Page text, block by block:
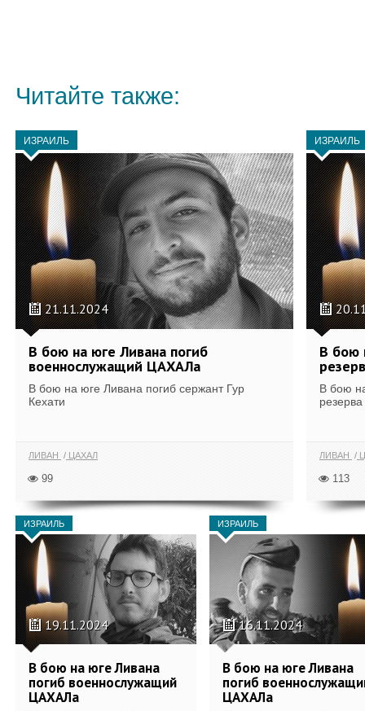
Читайте также:
ИЗРАИЛЬ
21.11.2024
В бою на юге Ливана погиб
военнослужащий ЦАХАЛа
В бою на юге Ливана погиб сержант Гур
Кехати
ЛИВАН ЦАХАЛ
99
ИЗРАИЛЬ
В бою
В бою
ЛИВАН
113
ИЗРАИЛЬ
19.11.2024
В бою на юге Ливана
погиб военнослужащий
ЦАХАЛа
ИЗРАИЛЬ
16.11.2024
В бою на юге Ливана
погиб
ЦАХАЛа